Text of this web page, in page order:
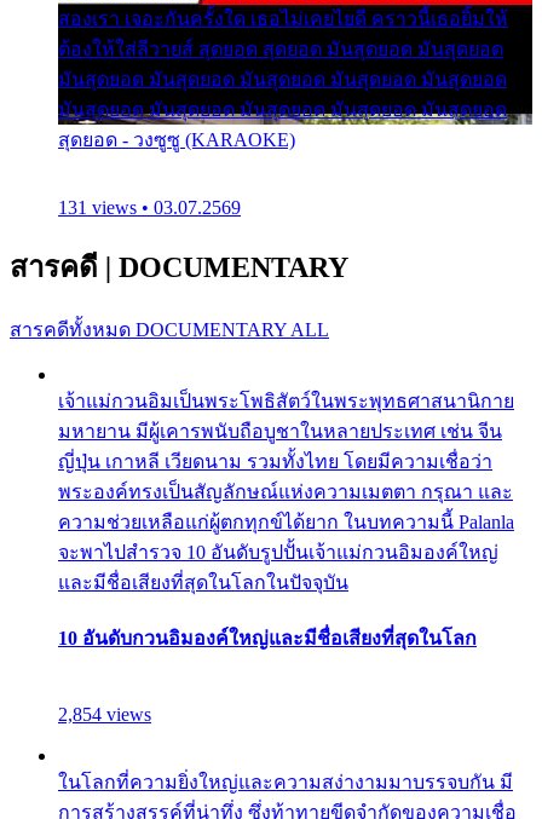
สองเรา เจอะกันครั้งใด เธอไม่เคยไยดี คราวนี้เธอยิ้มให้
ต้องให้ใส่ลีวายส์ สุดยอด สุดยอด มันสุดยอด มันสุดยอด
มันสุดยอด มันสุดยอด มันสุดยอด มันสุดยอด มันสุดยอด
มันสุดยอด มันสุดยอด มันสุดยอด มันสุดยอด มันสุดยอด
สุดยอด - วงซูซู (KARAOKE)
131 views • 03.07.2569
สารคดี | DOCUMENTARY
สารคดีทั้งหมด DOCUMENTARY ALL
เจ้าแม่กวนอิมเป็นพระโพธิสัตว์ในพระพุทธศาสนานิกาย
มหายาน มีผู้เคารพนับถือบูชาในหลายประเทศ เช่น จีน
ญี่ปุ่น เกาหลี เวียดนาม รวมทั้งไทย โดยมีความเชื่อว่า
พระองค์ทรงเป็นสัญลักษณ์แห่งความเมตตา กรุณา และ
ความช่วยเหลือแก่ผู้ตกทุกข์ได้ยาก ในบทความนี้ Palanla
จะพาไปสำรวจ 10 อันดับรูปปั้นเจ้าแม่กวนอิมองค์ใหญ่
และมีชื่อเสียงที่สุดในโลกในปัจจุบัน
10 อันดับกวนอิมองค์ใหญ่และมีชื่อเสียงที่สุดในโลก
2,854 views
ในโลกที่ความยิ่งใหญ่และความสง่างามมาบรรจบกัน มี
การสร้างสรรค์ที่น่าทึ่ง ซึ่งท้าทายขีดจำกัดของความเชื่อ